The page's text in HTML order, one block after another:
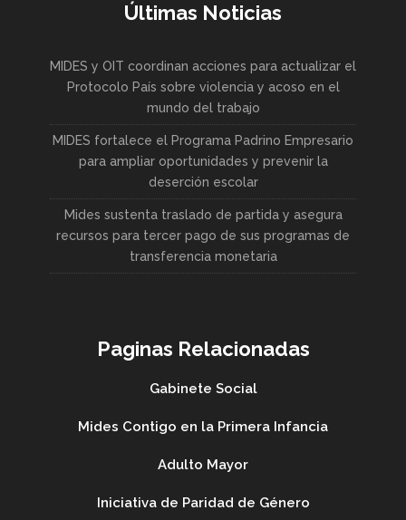
Últimas Noticias
MIDES y OIT coordinan acciones para actualizar el
Protocolo País sobre violencia y acoso en el
mundo del trabajo
MIDES fortalece el Programa Padrino Empresario
para ampliar oportunidades y prevenir la
deserción escolar
Mides sustenta traslado de partida y asegura
recursos para tercer pago de sus programas de
transferencia monetaria
Paginas Relacionadas
Gabinete Social
Mides Contigo en la Primera Infancia
Adulto Mayor
Iniciativa de Paridad de Género